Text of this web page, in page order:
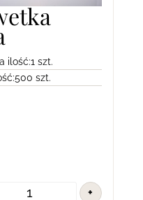
ilość:1 szt.
500 szt.
+